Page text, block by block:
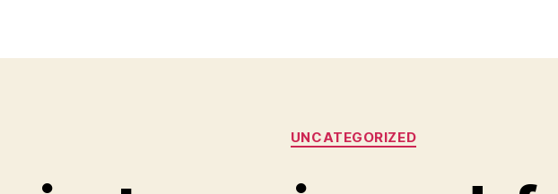
Categorías
UNCATEGORIZED